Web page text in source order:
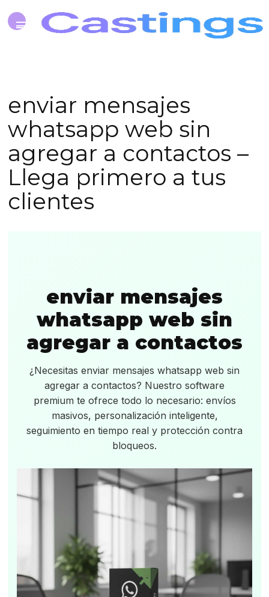
enviar mensajes
whatsapp web sin
agregar a contactos –
Llega primero a tus
clientes
enviar mensajes
whatsapp web sin
agregar a contactos
¿Necesitas enviar mensajes whatsapp web sin
agregar a contactos? Nuestro software
premium te ofrece todo lo necesario: envíos
masivos, personalización inteligente,
seguimiento en tiempo real y protección contra
bloqueos.